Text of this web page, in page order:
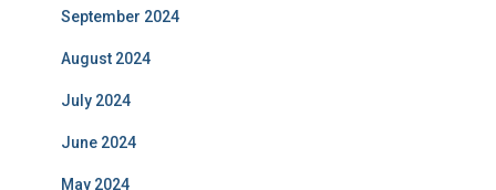
September 2024
August 2024
July 2024
June 2024
May 2024